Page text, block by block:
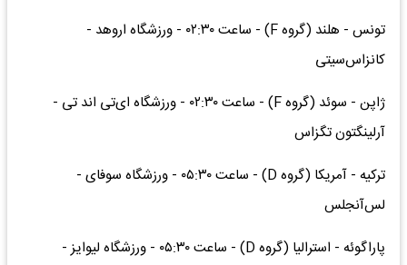
تونس - هلند (گروه F) - ساعت ۰۲:۳۰ - ورزشگاه اروهد -
کانزاس‌سیتی
ژاپن - سوئد (گروه F) - ساعت ۰۲:۳۰ - ورزشگاه ای‌تی اند تی -
آرلینگتون تگزاس
ترکیه - آمریکا (گروه D) - ساعت ۰۵:۳۰ - ورزشگاه سوفای -
لس‌آنجلس
پاراگوئه - استرالیا (گروه D) - ساعت ۰۵:۳۰ - ورزشگاه لیوایز -